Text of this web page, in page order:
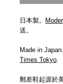
日本製。
送。
Made in
Times Tokyo.
郵差鞋起源於